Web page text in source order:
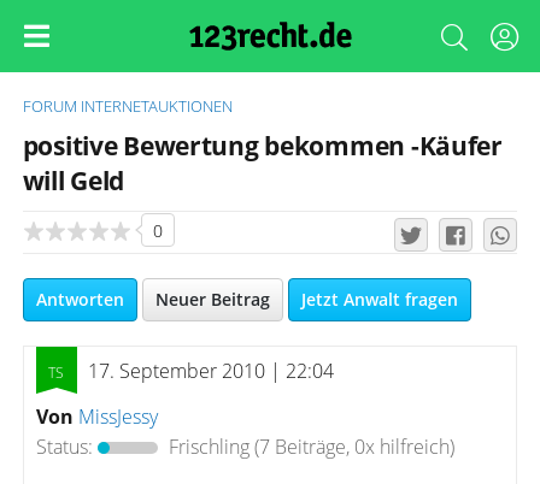
FORUM INTERNETAUKTIONEN
positive Bewertung bekommen -Käufer
will Geld
0
Antworten Neuer Beitrag Jetzt Anwalt fragen
17. September 2010 | 22:04
Von MissJessy
Status:
Frischling(7 Beiträge, 0x hilfreich)